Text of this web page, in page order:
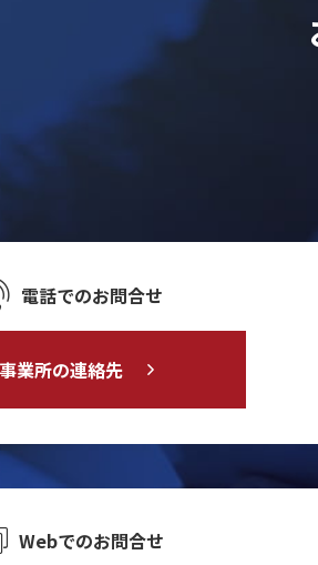
電話でのお問合せ
業所の連絡先
Webでのお問合せ